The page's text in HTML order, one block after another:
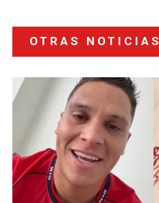
OTRAS NOTICIAS